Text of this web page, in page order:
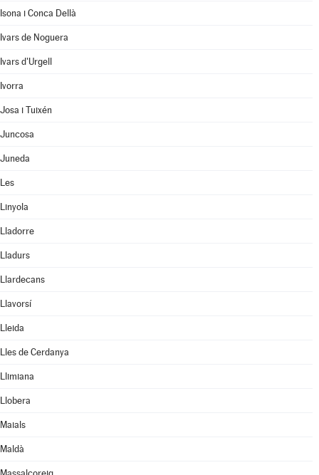
Isona i Conca Dellà
Ivars de Noguera
Ivars d'Urgell
Ivorra
Josa i Tuixén
Juncosa
Juneda
Les
Linyola
Lladorre
Lladurs
Llardecans
Llavorsí
Lleida
Lles de Cerdanya
Llimiana
Llobera
Maials
Maldà